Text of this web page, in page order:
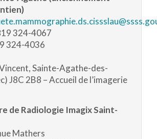
324-4067
324-4036
Sainte-Agathe-des-
J8C 2B8 – Accueil de l’imagerie
de Radiologie Imagix Saint-
Mathers